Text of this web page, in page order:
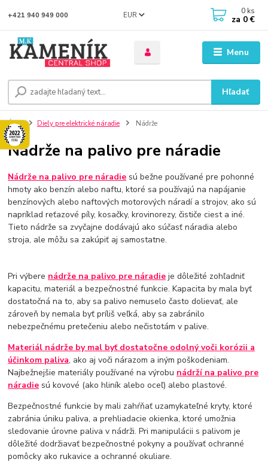
Menu
EUR
Hľadať
+421 940 949 000 0 ks
za 0 €
Úvod Diely pre elektrické náradie Nádrže
Nádrže na palivo pre náradie
Nádrže na palivo pre náradie sú bežne používané pre pohonné
hmoty ako benzín alebo naftu, ktoré sa používajú na napájanie
benzínových alebo naftových motorových náradí a strojov, ako sú
napríklad reťazové píly, kosačky, krovinorezy, čističe ciest a iné.
Tieto nádrže sa zvyčajne dodávajú ako súčasť náradia alebo
stroja, ale môžu sa zakúpiť aj samostatne.
Pri výbere nádrže na palivo pre náradie je dôležité zohľadniť
kapacitu, materiál a bezpečnostné funkcie. Kapacita by mala byť
dostatočná na to, aby sa palivo nemuselo často dolievať, ale
zároveň by nemala byť príliš veľká, aby sa zabránilo
nebezpečnému pretečeniu alebo nečistotám v palive.
Materiál nádrže by mal byť dostatočne odolný voči korózii a
účinkom paliva, ako aj voči nárazom a iným poškodeniam.
Najbežnejšie materiály používané na výrobu nádrží na palivo pre
náradie sú kovové (ako hliník alebo oceľ) alebo plastové.
Bezpečnostné funkcie by mali zahŕňať uzamykateľné kryty, ktoré
zabránia úniku paliva, a prehliadacie okienka, ktoré umožnia
sledovanie úrovne paliva v nádrži. Pri manipulácii s palivom je
dôležité dodržiavať bezpečnostné pokyny a používať ochranné
pomôcky ako rukavice a ochranné okuliare.